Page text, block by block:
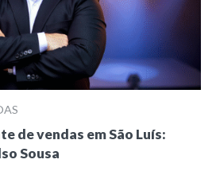
de vendas em São Luís:
Sousa